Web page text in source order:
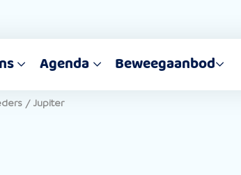
Agenda Beweegaanbod
/ Jupiter